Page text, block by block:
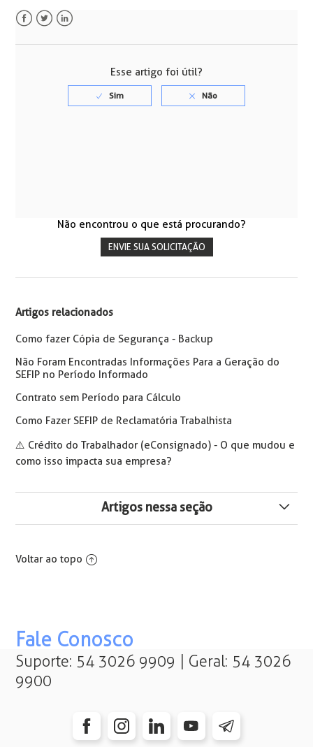
Esse artigo foi útil?
Não encontrou o que está procurando?
ENVIE SUA SOLICITAÇÃO
Artigos relacionados
Como fazer Cópia de Segurança - Backup
Não Foram Encontradas Informações Para a Geração do
SEFIP no Período Informado
Contrato sem Período para Cálculo
Como Fazer SEFIP de Reclamatória Trabalhista
⚠️ Crédito do Trabalhador (eConsignado) - O que mudou e
como isso impacta sua empresa?
Artigos nessa seção
contribuições a terceiros
Seguro-Desemprego: Entenda o Campo 4 (S/N)
Geração de Todos os Eventos S-1010 no eSocial S-1.3 -
a partir de Janeiro/2025
evento eSocial Leiaute Simplificado Versão 1.3 -
Geração do Evento S-1005 - Tabela de
Voltar ao topo
Fale Conosco
Suporte: 54 3026 9909 | Geral: 54 3026
9900